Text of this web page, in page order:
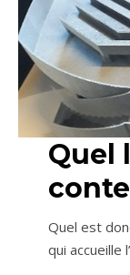
Quel
Quel est
qui accueille